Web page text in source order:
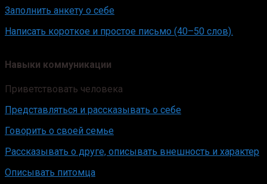
Заполнить анкету о себе
Написать короткое и простое письмо (40–50 слов).
Навыки коммуникации
Приветствовать человека
Представляться и рассказывать о себе
Говорить о своей семье
Рассказывать о друге, описывать внешность и характер
Описывать питомца